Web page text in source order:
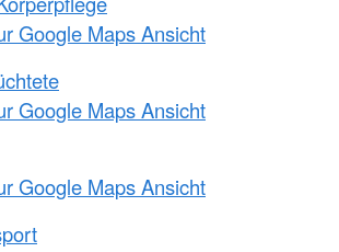
Google Maps Ansicht
Google Maps Ansicht
Google Maps Ansicht